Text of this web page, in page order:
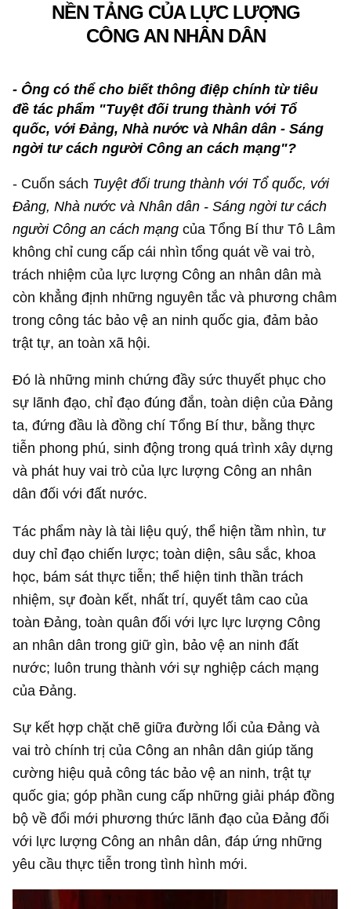
NỀN TẢNG CỦA LỰC LƯỢNG
CÔNG AN NHÂN DÂN
- Ông có thể cho biết thông điệp chính từ tiêu
đề tác phẩm "Tuyệt đối trung thành với Tổ
quốc, với Đảng, Nhà nước và Nhân dân - Sáng
ngời tư cách người Công an cách mạng"?
- Cuốn sách Tuyệt đối trung thành với Tổ quốc, với
Đảng, Nhà nước và Nhân dân - Sáng ngời tư cách
người Công an cách mạng của Tổng Bí thư Tô Lâm
không chỉ cung cấp cái nhìn tổng quát về vai trò,
trách nhiệm của lực lượng Công an nhân dân mà
còn khẳng định những nguyên tắc và phương châm
trong công tác bảo vệ an ninh quốc gia, đảm bảo
trật tự, an toàn xã hội.
Đó là những minh chứng đầy sức thuyết phục cho
sự lãnh đạo, chỉ đạo đúng đắn, toàn diện của Đảng
ta, đứng đầu là đồng chí Tổng Bí thư, bằng thực
tiễn phong phú, sinh động trong quá trình xây dựng
và phát huy vai trò của lực lượng Công an nhân
dân đối với đất nước.
Tác phẩm này là tài liệu quý, thể hiện tầm nhìn, tư
duy chỉ đạo chiến lược; toàn diện, sâu sắc, khoa
học, bám sát thực tiễn; thể hiện tinh thần trách
nhiệm, sự đoàn kết, nhất trí, quyết tâm cao của
toàn Đảng, toàn quân đối với lực lực lượng Công
an nhân dân trong giữ gìn, bảo vệ an ninh đất
nước; luôn trung thành với sự nghiệp cách mạng
của Đảng.
Sự kết hợp chặt chẽ giữa đường lối của Đảng và
vai trò chính trị của Công an nhân dân giúp tăng
cường hiệu quả công tác bảo vệ an ninh, trật tự
quốc gia; góp phần cung cấp những giải pháp đồng
bộ về đổi mới phương thức lãnh đạo của Đảng đối
với lực lượng Công an nhân dân, đáp ứng những
yêu cầu thực tiễn trong tình hình mới.